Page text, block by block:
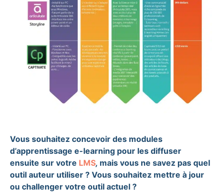
Vous souhaitez concevoir des modules
d’apprentissage e-learning pour les diffuser
ensuite sur votre LMS, mais vous ne savez pas quel
outil auteur utiliser ? Vous souhaitez mettre à jour
ou challenger votre outil actuel ?